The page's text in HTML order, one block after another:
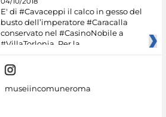
E' di #Cavaceppi il calco in gesso del
busto dell’imperatore #Caracalla
conservato nel #CasinoNobile a
#VillaTorlonia. Per la
museiincomuneroma